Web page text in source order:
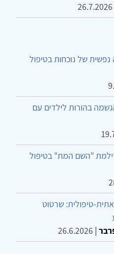
26.7.2026
של נוכחות בטיפול
בהורות לילדים עם
"השם המת" בטיפול
טיפולית: שרטוט
|
26.6.2026